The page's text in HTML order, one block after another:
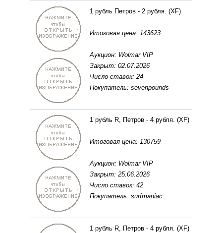
1 рубль Петров - 2 рубля. (XF)
Итоговая цена: 143623
Аукцион: Wolmar VIP
Закрыт: 02.07.2026
Число ставок: 24
Покупатель: sevenpounds
1 рубль R, Петров - 4 рубля. (XF)
Итоговая цена: 130759
Аукцион: Wolmar VIP
Закрыт: 25.06.2026
Число ставок: 42
Покупатель: surfmaniac
1 рубль R, Петров - 4 рубля. (XF)